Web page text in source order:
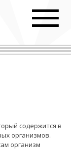
содержится в
организмов.
организм